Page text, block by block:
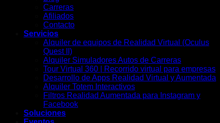
Carreras
Afiliados
Contacto
Servicios
Alquiler de equipos de Realidad Virtual (Oculus
Quest II)
Alquiler Simuladores Autos de Carreras
Tour Virtual 360 | Recorrido virtual para empresas
Desarrollo de Apps Realidad Virtual y Aumentada
Alquiler Totem Interactivos
Filtros Realidad Aumentada para Instagram y
Facebook
Soluciones